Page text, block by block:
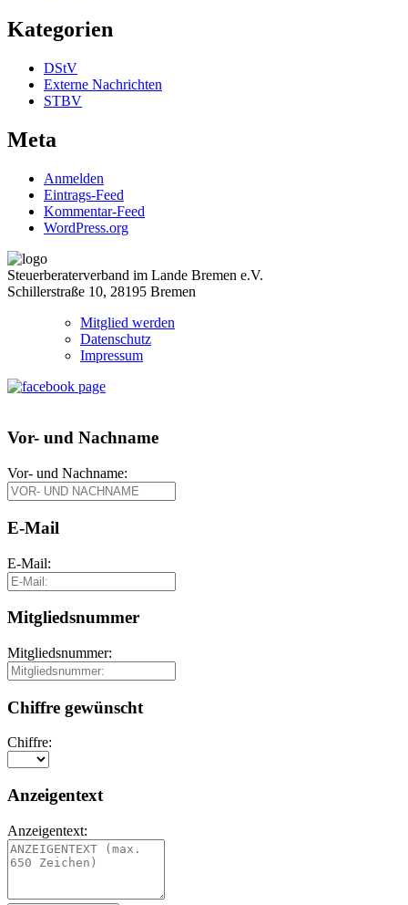
Kategorien
DStV
Externe Nachrichten
STBV
Meta
Anmelden
Eintrags-Feed
Kommentar-Feed
WordPress.org
Steuerberaterverband im Lande Bremen e.V.
Schillerstraße 10, 28195 Bremen
Mitglied werden
Datenschutz
Impressum
Vor- und Nachname
Vor- und Nachname:
E-Mail
E-Mail:
Mitgliedsnummer
Mitgliedsnummer:
Chiffre gewünscht
Chiffre:
Anzeigentext
Anzeigentext: